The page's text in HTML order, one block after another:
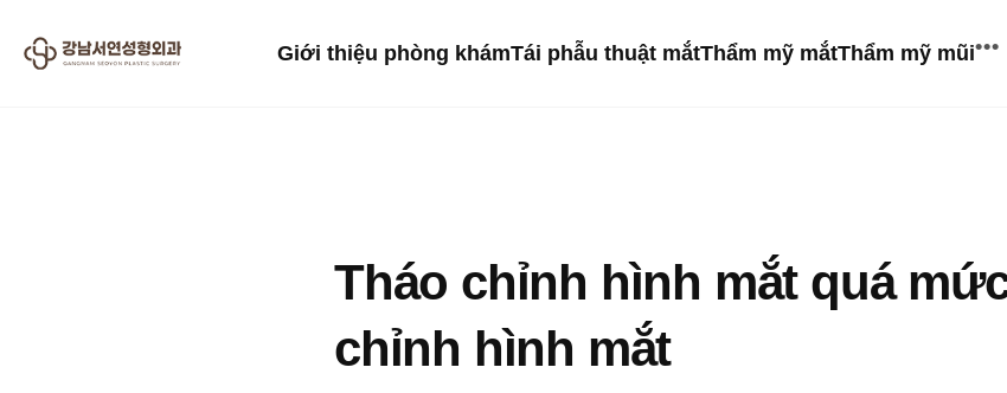
Giới thiệu phòng khámTái phẫu thuật mắtThẩm mỹ mắtThẩm mỹ mũi•••
Căng da bằng chỉ
Căng da mặt
Ultherapy
Tháo chỉnh hình mắt quá
chỉnh hình mắt